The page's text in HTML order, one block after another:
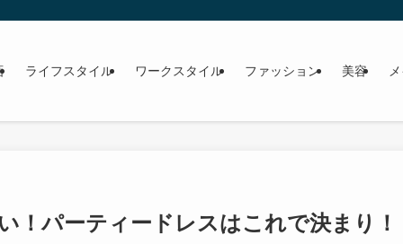
ライフスタイル ワークスタイル ファッション 美容
！パーティードレスはこれで決まり！